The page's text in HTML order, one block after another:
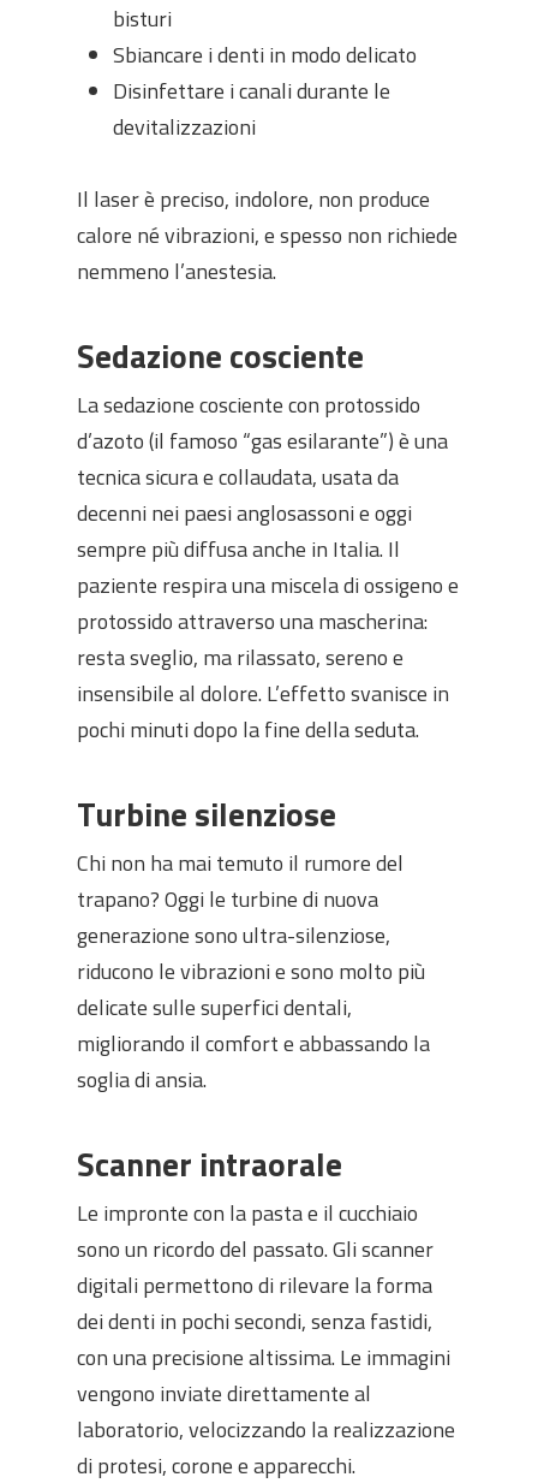
bisturi
Sbiancare i denti in modo delicato
Disinfettare i canali durante le
devitalizzazioni
Il laser è preciso, indolore, non produce
calore né vibrazioni, e spesso non richiede
nemmeno l’anestesia.
Sedazione cosciente
La sedazione cosciente con protossido
d’azoto (il famoso “gas esilarante”) è una
tecnica sicura e collaudata, usata da
decenni nei paesi anglosassoni e oggi
sempre più diffusa anche in Italia. Il
paziente respira una miscela di ossigeno e
protossido attraverso una mascherina:
resta sveglio, ma rilassato, sereno e
insensibile al dolore. L’effetto svanisce in
pochi minuti dopo la fine della seduta.
Turbine silenziose
Chi non ha mai temuto il rumore del
trapano? Oggi le turbine di nuova
generazione sono ultra-silenziose,
riducono le vibrazioni e sono molto più
delicate sulle superfici dentali,
migliorando il comfort e abbassando la
soglia di ansia.
Scanner intraorale
Le impronte con la pasta e il cucchiaio
sono un ricordo del passato. Gli scanner
digitali permettono di rilevare la forma
dei denti in pochi secondi, senza fastidi,
con una precisione altissima. Le immagini
vengono inviate direttamente al
laboratorio, velocizzando la realizzazione
di protesi, corone e apparecchi.